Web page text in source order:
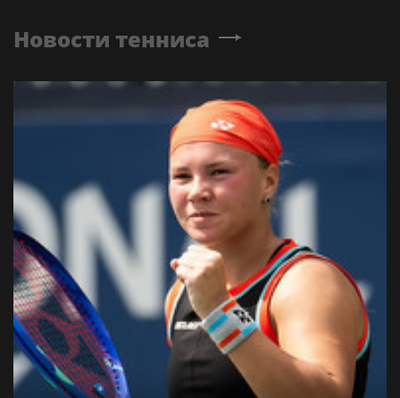
Новости тенниса